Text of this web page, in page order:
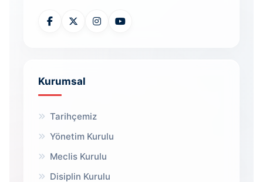
Kurumsal
Tarihçemiz
Yönetim Kurulu
Meclis Kurulu
Disiplin Kurulu